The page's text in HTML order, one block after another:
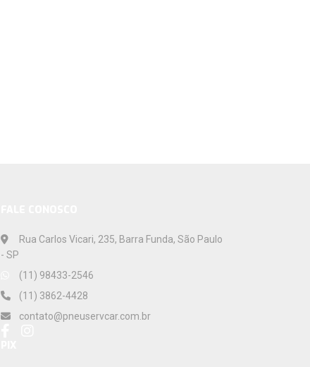
Rua Carlos Vicari, 235, Barra Funda, São Paulo
- SP
(11) 98433-2546
(11) 3862-4428
contato@pneuservcar.com.br